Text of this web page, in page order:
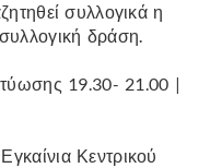
συλλογικά η
δράση.
19.30- 21.00 |
Κεντρικού